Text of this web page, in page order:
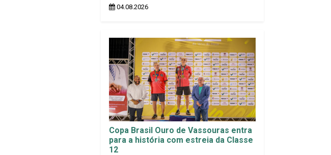
04.08.2026
Copa Brasil Ouro de Vassouras entra
para a história com estreia da Classe
12